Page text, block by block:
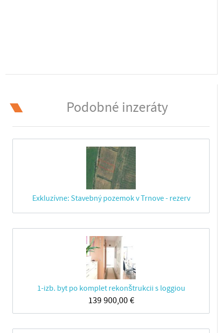
Podobné inzeráty
Exkluzívne: Stavebný pozemok v Trnove - rezerv
1-izb. byt po komplet rekonštrukcii s loggiou
139 900,00€